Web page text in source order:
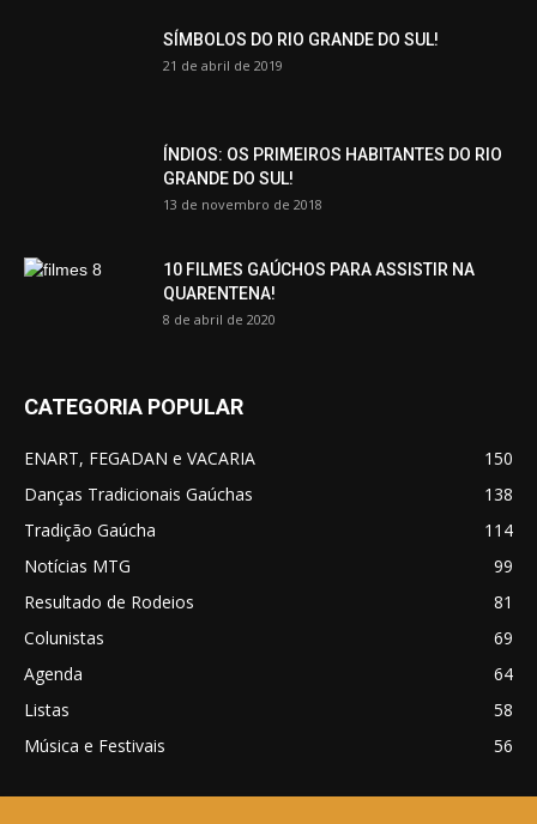
SÍMBOLOS DO RIO GRANDE DO SUL!
21 de abril de 2019
ÍNDIOS: OS PRIMEIROS HABITANTES DO RIO
GRANDE DO SUL!
13 de novembro de 2018
10 FILMES GAÚCHOS PARA ASSISTIR NA
QUARENTENA!
8 de abril de 2020
CATEGORIA POPULAR
ENART, FEGADAN e VACARIA
150
Danças Tradicionais Gaúchas
138
Tradição Gaúcha
114
Notícias MTG
99
Resultado de Rodeios
81
Colunistas
69
Agenda
64
Listas
58
Música e Festivais
56